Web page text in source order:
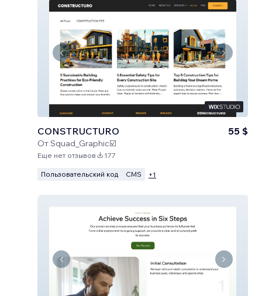
CONSTRUCTURO
ОтSquad_Graphic☑️
55 $
Еще нет отзывов 177
Пользовательский код CMS +1